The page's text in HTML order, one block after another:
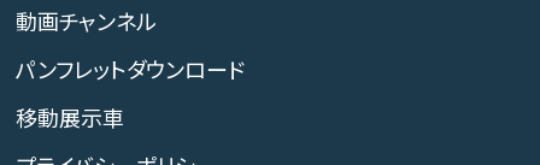
動画チャンネル
パンフレットダウンロード
移動展示車